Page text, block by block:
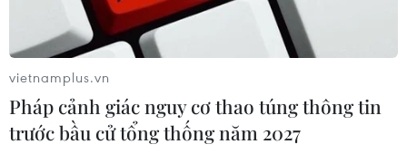
vietnamplus.vn
Pháp cảnh giác nguy cơ thao túng thông tin
trước bầu cử tổng thống năm 2027